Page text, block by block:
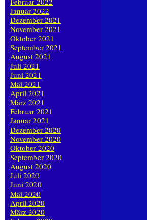
Januar 2022
Dezember 2021
November 2021
Oktober 2021
September 2021
August 2021
Juli 2021
Juni 2021
Mai 2021
April 2021
März 2021
Februar 2021
Januar 2021
Dezember 2020
November 2020
Oktober 2020
September 2020
August 2020
Juli 2020
Juni 2020
Mai 2020
April 2020
März 2020